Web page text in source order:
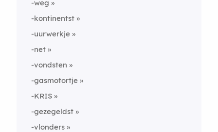
-weg
-kontinentst
-uurwerkje
-net
-vondsten
-gasmotortje
-KRIS
-gezegeldst
-vlonders